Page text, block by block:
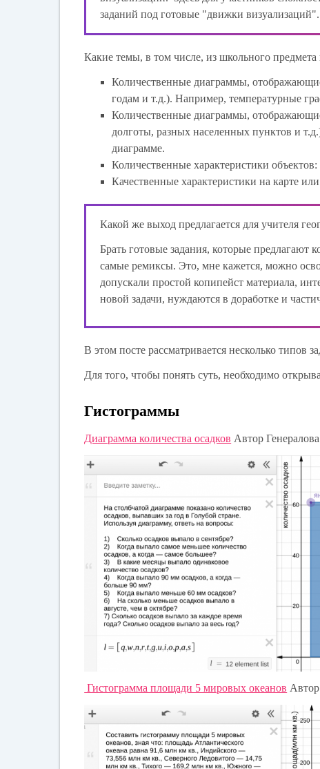
заданий под готовые "движки визуализаций".
Какие темы, в том числе, из школьного
Количественные диаграммы,
годам и т.д.). Например, температурные
Количественные диаграммы,
долготы, разных населенных пунктов и
диаграмме.
Количественные характеристики
Качественные характеристики на карте
Какой же выход предлагается для учителя
Брать готовые задания, которые предлагают
самые ремиксы. Это, мне кажется, можно
допускали простой копипейст материала,
новой задачи, нуждаются в доработке и
В этом посте рассматривается несколько
Для того, чтобы понять суть, необходимо
Гистограммы
Диаграмма количества осадков Автор
Гистограмма площади 5 мировых океанов